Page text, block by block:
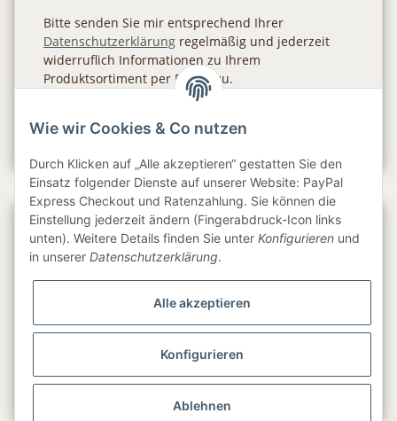
Bitte senden Sie mir entsprechend Ihrer
Datenschutzerklärung regelmäßig und jederzeit
widerruflich Informationen zu Ihrem
Produktsortiment per E-Mail zu.
Gesetzliche Informationen
Wie wir Cookies & Co nutzen
Durch Klicken auf „Alle akzeptieren“ gestatten Sie den
Einsatz folgender Dienste auf unserer Website: PayPal
Express Checkout und Ratenzahlung. Sie können die
Einstellung jederzeit ändern (Fingerabdruck-Icon links
unten). Weitere Details finden Sie unter Konfigurieren und
in unserer Datenschutzerklärung.
Alle akzeptieren
Konfigurieren
Ablehnen